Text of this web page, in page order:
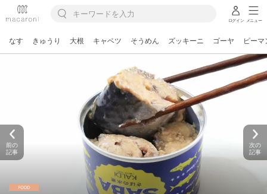
ログイン メニュー
なす きゅうり 大根 キャベツ そうめん ズッキーニ ゴーヤ ピーマ
前の
記事
次の
記事